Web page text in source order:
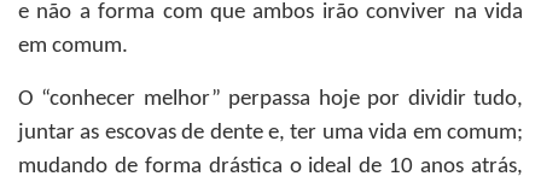
e não a forma com que ambos irão conviver na vida
em comum.
O “conhecer melhor” perpassa hoje por dividir tudo,
juntar as escovas de dente e, ter uma vida em comum;
mudando de forma drástica o ideal de 10 anos atrás,